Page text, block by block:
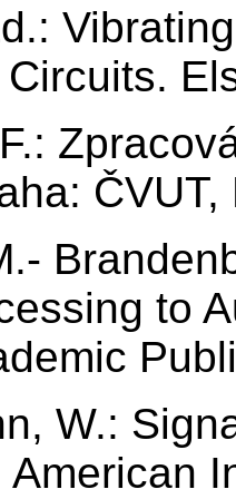
to
W.:
American